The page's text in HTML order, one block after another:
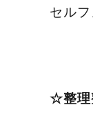
セル
☆整理